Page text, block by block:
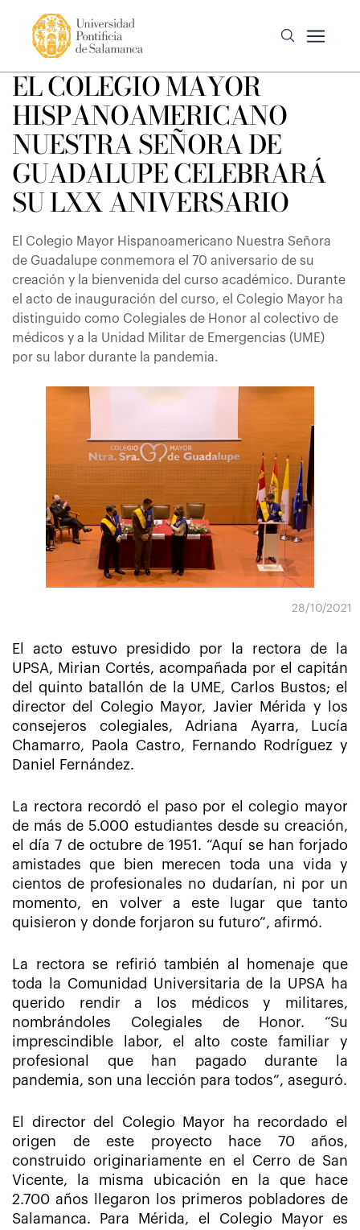
EL COLEGIO MAYOR
HISPANOAMERICANO
NUESTRA SEÑORA DE
GUADALUPE CELEBRARÁ
SU LXX ANIVERSARIO
El Colegio Mayor Hispanoamericano Nuestra Señora
de Guadalupe conmemora el 70 aniversario de su
creación y la bienvenida del curso académico. Durante
el acto de inauguración del curso, el Colegio Mayor ha
distinguido como Colegiales de Honor al colectivo de
médicos y a la Unidad Militar de Emergencias (UME)
por su labor durante la pandemia.
28/10/2021
El acto estuvo presidido por la rectora de la
UPSA, Mirian Cortés, acompañada por el capitán
del quinto batallón de la UME, Carlos Bustos; el
director del Colegio Mayor, Javier Mérida y los
consejeros colegiales, Adriana Ayarra, Lucía
Chamarro, Paola Castro, Fernando Rodríguez y
Daniel Fernández.
La rectora recordó el paso por el colegio mayor
de más de 5.000 estudiantes desde su creación,
el día 7 de octubre de 1951. “Aquí se han forjado
amistades que bien merecen toda una vida y
cientos de profesionales no dudarían, ni por un
momento, en volver a este lugar que tanto
quisieron y donde forjaron su futuro”, afirmó.
La rectora se refirió también al homenaje que
toda la Comunidad Universitaria de la UPSA ha
querido rendir a los médicos y militares,
nombrándoles Colegiales de Honor. “Su
imprescindible labor, el alto coste familiar y
profesional que han pagado durante la
pandemia, son una lección para todos”, aseguró.
El director del Colegio Mayor ha recordado el
origen de este proyecto hace 70 años,
construido originariamente en el Cerro de San
Vicente, la misma ubicación en la que hace
2.700 años llegaron los primeros pobladores de
Salamanca. Para Mérida, el Colegio Mayor es